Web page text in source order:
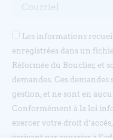
Les informations
enregistrées dans un
Réformée du Bouclier, et
demandes. Ces
gestion, et ne sont en
Conformément à la loi
exercer votre droit
écrivant par courrier à